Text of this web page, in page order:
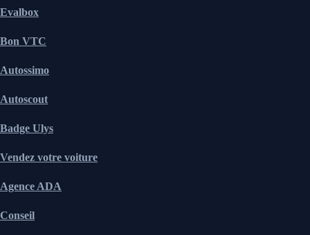
Evalbox
Bon VTC
Autossimo
Autoscout
Badge Ulys
Vendez votre voiture
Agence ADA
Conseil